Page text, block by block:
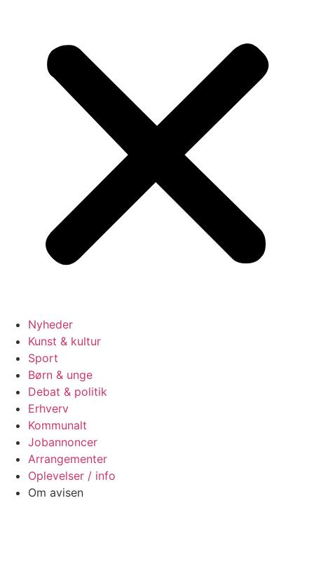
Nyheder
Kunst & kultur
Sport
Børn & unge
Debat & politik
Erhverv
Kommunalt
Jobannoncer
Arrangementer
Oplevelser / info
Om avisen